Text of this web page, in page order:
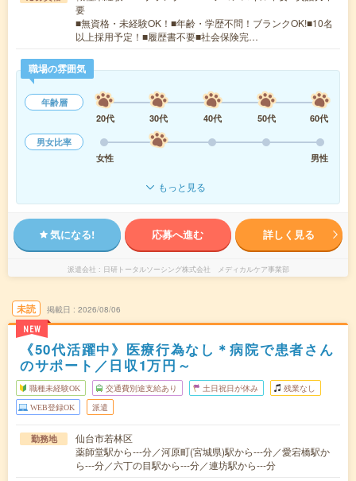
要
■無資格・未経験OK！■年齢・学歴不問！ブランクOK!■10名
以上採用予定！■履歴書不要■社会保険完…
職場の雰囲気
年齢層
20代
30代 40代 50代
60代
男女比率
女性
男性
もっと見る
気になる! 応募へ進む 詳しく見る
派遣会社 日研トータルソーシング株式会社 メディカルケア事業部
未読
NEW
掲載日 2026/08/06
《50代活躍中》医療行為なし＊病院で患者さん
のサポート／日収1万円～
職種未経験OK 交通費別途支給あり 土日祝日が休み 残業なし
WEB登録OK 派遣
勤務地
仙台市若林区
薬師堂駅から---分／河原町(宮城県)駅から---分／愛宕橋駅か
ら---分／六丁の目駅から---分／連坊駅から---分